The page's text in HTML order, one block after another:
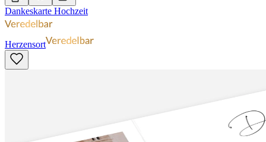
Dankeskarte Hochzeit
Herzensort